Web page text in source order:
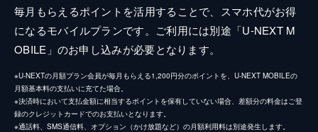
毎月もらえるポイントを活用することで、スマホ代がお得
になるモバイルプランです。ご利用には別途「U-NEXT M
OBILE」のお申し込みが必要となります。
※U-NEXTの月額プラン会員が毎月もらえる1,200円分のポイントを、U-NEXT MOBILEの
月額基本料の支払いに充てた場合。
※決済時において支払金額に相当するポイントを保有していない場合、差額分の料金はご登
録のクレジットカードでのお支払いとなります。
※通話料、SMS通信料、オプション（かけ放題など）の月額利用料は別途発生します。